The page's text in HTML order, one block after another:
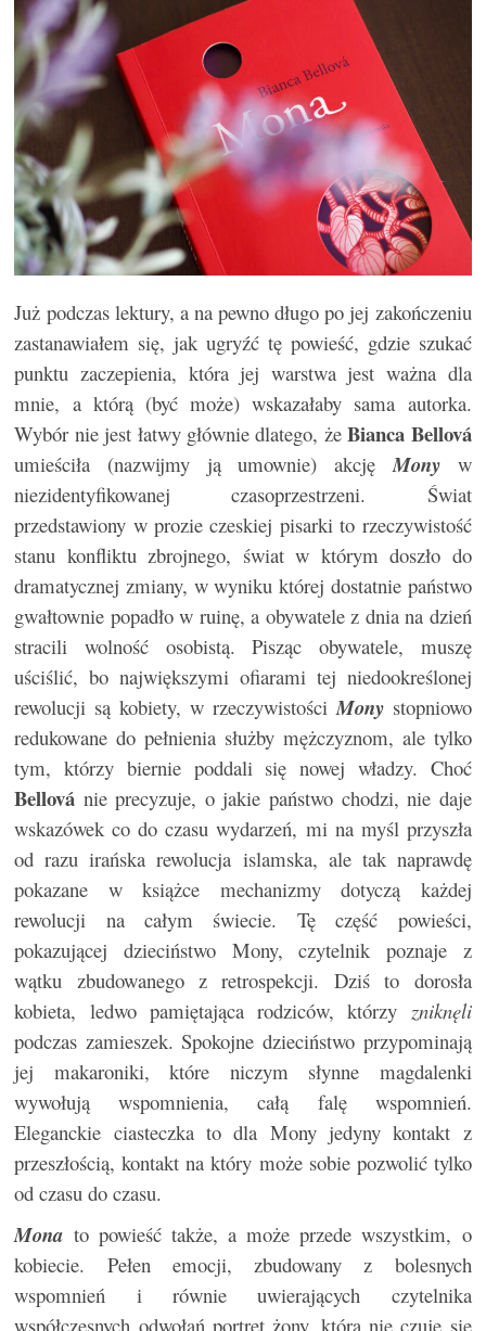
Już podczas lektury, a na pewno długo po jej zakończeniu
zastanawiałem się, jak ugryźć tę powieść, gdzie szukać
punktu zaczepienia, która jej warstwa jest ważna dla
mnie, a którą (być może) wskazałaby sama autorka.
Wybór nie jest łatwy głównie dlatego, żeBianca Bellová
umieściła (nazwijmy ją umownie) akcjęMonyw
niezidentyfikowanej czasoprzestrzeni. Świat
przedstawiony w prozie czeskiej pisarki to rzeczywistość
stanu konfliktu zbrojnego, świat w którym doszło do
dramatycznej zmiany, w wyniku której dostatnie państwo
gwałtownie popadło w ruinę, a obywatele z dnia na dzień
stracili wolność osobistą. Pisząc obywatele, muszę
uściślić, bo największymi ofiarami tej niedookreślonej
rewolucji są kobiety, w rzeczywistościMonystopniowo
redukowane do pełnienia służby mężczyznom, ale tylko
tym, którzy biernie poddali się nowej władzy. Choć
Bellová nie precyzuje, o jakie państwo chodzi, nie daje
wskazówek co do czasu wydarzeń, mi na myśl przyszła
od razu irańska rewolucja islamska, ale tak naprawdę
pokazane w książce mechanizmy dotyczą każdej
rewolucji na całym świecie. Tę część powieści,
pokazującej dzieciństwo Mony, czytelnik poznaje z
wątku zbudowanego z retrospekcji. Dziś to dorosła
kobieta, ledwo pamiętająca rodziców, którzy zniknęli
podczas zamieszek. Spokojne dzieciństwo przypominają
jej makaroniki, które niczym słynne magdalenki
wywołują wspomnienia, całą falę wspomnień.
Eleganckie ciasteczka to dla Mony jedyny kontakt z
przeszłością, kontakt na który może sobie pozwolić tylko
od czasu do czasu.
Mona to powieść także, a może przede wszystkim, o
kobiecie. Pełen emocji, zbudowany z bolesnych
wspomnień i równie uwierających czytelnika
współczesnych odwołań portret żony, która nie czuje się